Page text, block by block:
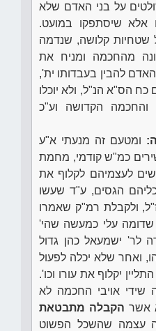
על בני האדם שלא
אלא שיסתפקו במועט.
שטחיות קלושה, שנדמה
מהחכמה ומניח את
להבין בעבדותו ית',
כח הס"א הנ"ל, ולא יוכלו
והחכמה הקדושה וע"כ
ומטעם זה מנעתי א"ע
כמ"ש קודמי, מחמת
לעצמיהם לקלוף את
הגסים, ע"ד שעשו
ולקבלת רמ"ק שאמרו
שדומה עלי כמעשה שהי'
ישמעאל כהן גדול
ואחר שלא יכלה לפעול
יקלוף את עורו וכו'.
שידי אויבי החכמה לא
אשר הקבלה מתבטאת
עצמה שהשכל הפשוט